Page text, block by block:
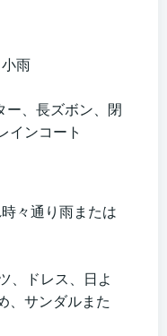
雨
ー、長ズボン、閉
インコート
々通り雨または
、ドレス、日よ
、サンダルまた